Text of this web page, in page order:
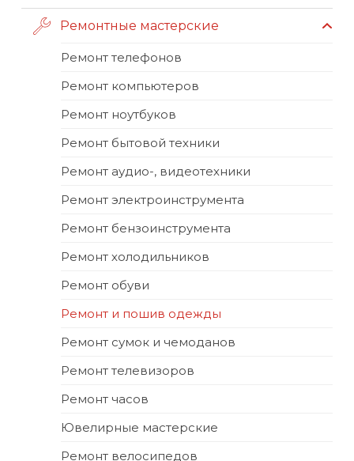
Ремонтные мастерские
Ремонт телефонов
Ремонт компьютеров
Ремонт ноутбуков
Ремонт бытовой техники
Ремонт аудио-, видеотехники
Ремонт электроинструмента
Ремонт бензоинструмента
Ремонт холодильников
Ремонт обуви
Ремонт и пошив одежды
Ремонт сумок и чемоданов
Ремонт телевизоров
Ремонт часов
Ювелирные мастерские
Ремонт велосипедов